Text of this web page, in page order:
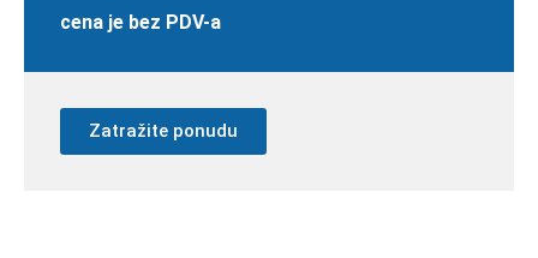
cena je bez PDV-a
Zatražite ponudu